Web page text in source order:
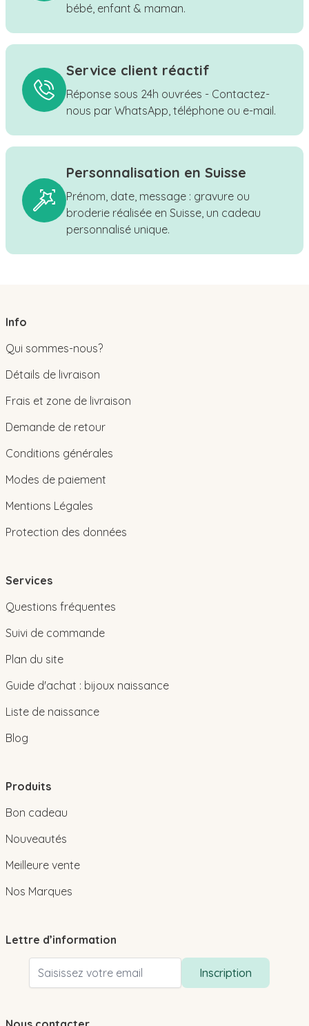
bébé, enfant & maman.
Service client réactif
Réponse sous 24h ouvrées - Contactez-
nous par WhatsApp, téléphone ou e-mail.
Personnalisation en Suisse
Prénom, date, message : gravure ou
broderie réalisée en Suisse, un cadeau
personnalisé unique.
Info
Qui sommes-nous?
Détails de livraison
Frais et zone de livraison
Demande de retour
Conditions générales
Modes de paiement
Mentions Légales
Protection des données
Services
Questions fréquentes
Suivi de commande
Plan du site
Guide d'achat : bijoux naissance
Liste de naissance
Blog
Produits
Bon cadeau
Nouveautés
Meilleure vente
Nos Marques
Lettre d’information
Adresse email
Inscription